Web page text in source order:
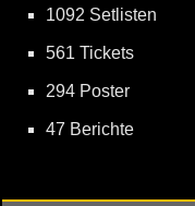
1092 Setlisten
561 Tickets
294 Poster
47 Berichte